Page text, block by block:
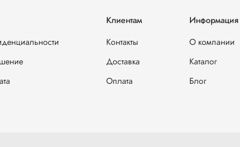
Клиентам
Контакты
Доставка
Оплата
Информация
О компании
Каталог
Блог